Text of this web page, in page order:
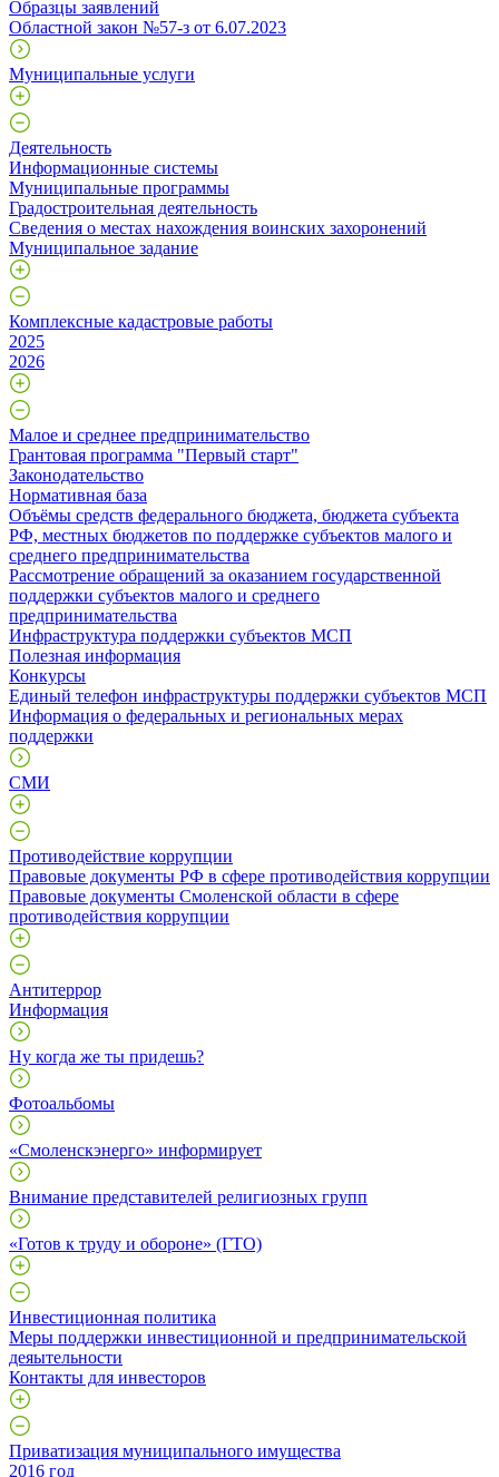
Образцы заявлений
Областной закон №57-з от 6.07.2023
Муниципальные услуги
Деятельность
Информационные системы
Муниципальные программы
Градостроительная деятельность
Сведения о местах нахождения воинских захоронений
Муниципальное задание
Комплексные кадастровые работы
2025
2026
Малое и среднее предпринимательство
Грантовая программа "Первый старт"
Законодательство
Нормативная база
Объёмы средств федерального бюджета, бюджета субъекта
РФ, местных бюджетов по поддержке субъектов малого и
среднего предпринимательства
Рассмотрение обращений за оказанием государственной
поддержки субъектов малого и среднего
предпринимательства
Инфраструктура поддержки субъектов МСП
Полезная информация
Конкурсы
Единый телефон инфраструктуры поддержки субъектов МСП
Информация о федеральных и региональных мерах
поддержки
СМИ
Противодействие коррупции
Правовые документы РФ в сфере противодействия коррупции
Правовые документы Смоленской области в сфере
противодействия коррупции
Антитеррор
Информация
Ну когда же ты придешь?
Фотоальбомы
«Смоленскэнерго» информирует
Внимание представителей религиозных групп
«Готов к труду и обороне» (ГТО)
Инвестиционная политика
Меры поддержки инвестиционной и предпринимательской
деяытельности
Контакты для инвесторов
Приватизация муниципального имущества
2016 год